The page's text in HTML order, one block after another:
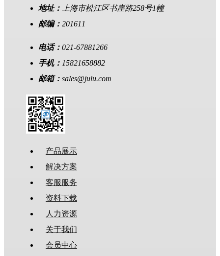
地址：
上海市松江区书崖路258号1幢
邮编： 201611
电话： 021-67881266
手机： 15821658882
邮箱： sales@julu.com
产品展示
解决方案
客服服务
资料下载
人力资源
关于我们
会员中心